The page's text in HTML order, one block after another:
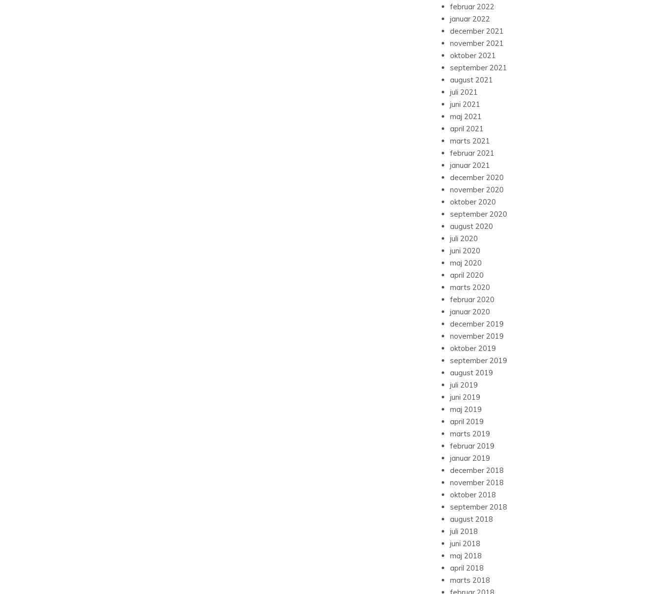
februar 2022
januar 2022
december 2021
november 2021
oktober 2021
september 2021
august 2021
juli 2021
juni 2021
maj 2021
april 2021
marts 2021
februar 2021
januar 2021
december 2020
november 2020
oktober 2020
september 2020
august 2020
juli 2020
juni 2020
maj 2020
april 2020
marts 2020
februar 2020
januar 2020
december 2019
november 2019
oktober 2019
september 2019
august 2019
juli 2019
juni 2019
maj 2019
april 2019
marts 2019
februar 2019
januar 2019
december 2018
november 2018
oktober 2018
september 2018
august 2018
juli 2018
juni 2018
maj 2018
april 2018
marts 2018